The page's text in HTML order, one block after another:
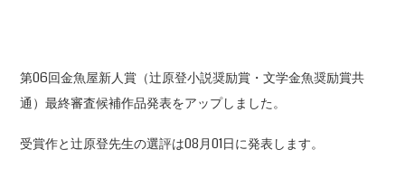
第06回金魚屋新人賞（辻原登小説奨励賞・文学金魚奨励賞共
通）最終審査候補作品発表をアップしました。
受賞作と辻原登先生の選評は08月01日に発表します。